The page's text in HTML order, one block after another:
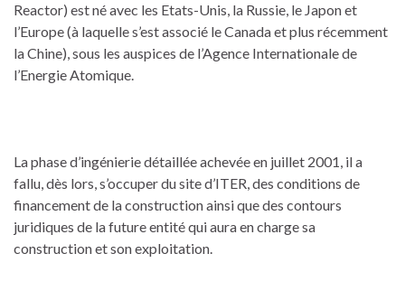
Reactor) est né avec les Etats-Unis, la Russie, le Japon et
l’Europe (à laquelle s’est associé le Canada et plus récemment
la Chine), sous les auspices de l’Agence Internationale de
l’Energie Atomique.
La phase d’ingénierie détaillée achevée en juillet 2001, il a
fallu, dès lors, s’occuper du site d’ITER, des conditions de
financement de la construction ainsi que des contours
juridiques de la future entité qui aura en charge sa
construction et son exploitation.